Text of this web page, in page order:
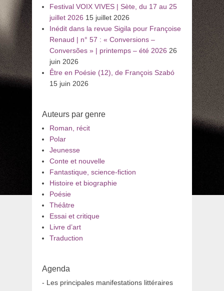
Festival VOIX VIVES | Sète, du 17 au 25
juillet 2026 15 juillet 2026
Inédit dans la revue Sigila pour Françoise
Renaud | n° 57 : « Conversions –
Conversões » | printemps – été 2026 26
juin 2026
Être en Poésie (12), de François Szabó
15 juin 2026
Auteurs par genre
Roman, récit
Polar
Jeunesse
Conte et nouvelle
Fantastique, science-fiction
Histoire et biographie
Poésie
Théâtre
Essai et critique
Livre d’art
Traduction
Agenda
- Les principales manifestations littéraires